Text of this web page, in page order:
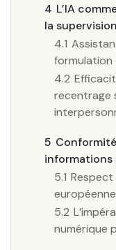
4 L’IA
la supervision
4.1
formulation
4.2
recentrage
5
informations
5.1
5.2
numérique